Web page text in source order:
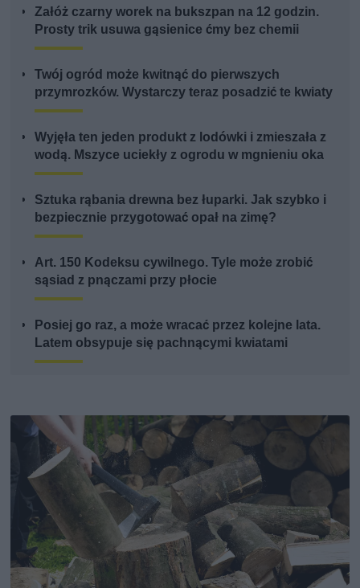
Załóż czarny worek na bukszpan na 12 godzin.
Prosty trik usuwa gąsienice ćmy bez chemii
Twój ogród może kwitnąć do pierwszych
przymrozków. Wystarczy teraz posadzić te kwiaty
Wyjęła ten jeden produkt z lodówki i zmieszała z
wodą. Mszyce uciekły z ogrodu w mgnieniu oka
Sztuka rąbania drewna bez łuparki. Jak szybko i
bezpiecznie przygotować opał na zimę?
Art. 150 Kodeksu cywilnego. Tyle może zrobić
sąsiad z pnączami przy płocie
Posiej go raz, a może wracać przez kolejne lata.
Latem obsypuje się pachnącymi kwiatami